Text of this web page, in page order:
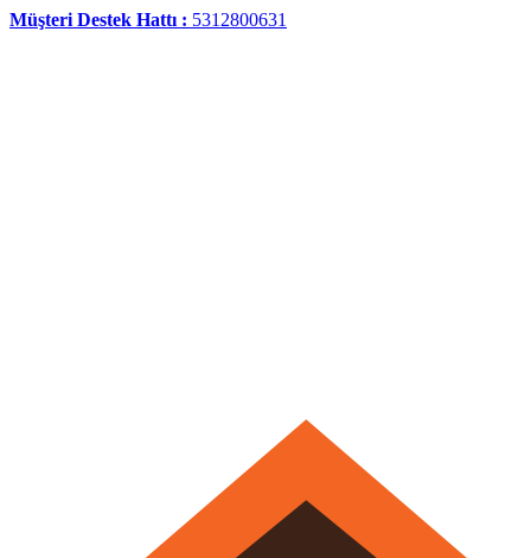
Müşteri Destek Hattı : 5312800631